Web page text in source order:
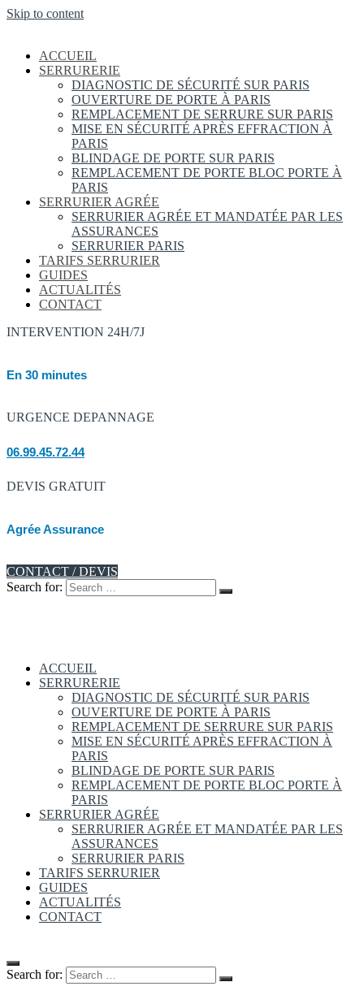
Skip to content
ACCUEIL
SERRURERIE
DIAGNOSTIC DE SÉCURITÉ SUR PARIS
OUVERTURE DE PORTE À PARIS
REMPLACEMENT DE SERRURE SUR PARIS
MISE EN SÉCURITÉ APRÈS EFFRACTION À
PARIS
BLINDAGE DE PORTE SUR PARIS
REMPLACEMENT DE PORTE BLOC PORTE À
PARIS
SERRURIER AGRÉE
SERRURIER AGRÉE ET MANDATÉE PAR LES
ASSURANCES
SERRURIER PARIS
TARIFS SERRURIER
GUIDES
ACTUALITÉS
CONTACT
INTERVENTION 24H/7J
En 30 minutes
URGENCE DEPANNAGE
06.99.45.72.44
DEVIS GRATUIT
Agrée Assurance
CONTACT / DEVIS
Search for:
ACCUEIL
SERRURERIE
DIAGNOSTIC DE SÉCURITÉ SUR PARIS
OUVERTURE DE PORTE À PARIS
REMPLACEMENT DE SERRURE SUR PARIS
MISE EN SÉCURITÉ APRÈS EFFRACTION À
PARIS
BLINDAGE DE PORTE SUR PARIS
REMPLACEMENT DE PORTE BLOC PORTE À
PARIS
SERRURIER AGRÉE
SERRURIER AGRÉE ET MANDATÉE PAR LES
ASSURANCES
SERRURIER PARIS
TARIFS SERRURIER
GUIDES
ACTUALITÉS
CONTACT
Search for: